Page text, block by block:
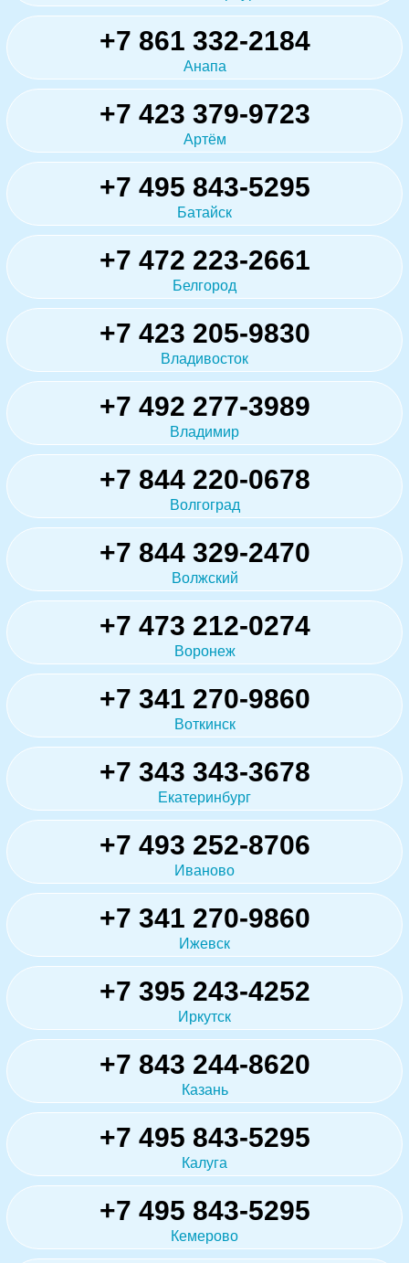
+7 861 332-2184
Анапа
+7 423 379-9723
Артём
+7 495 843-5295
Батайск
+7 472 223-2661
Белгород
+7 423 205-9830
Владивосток
+7 492 277-3989
Владимир
+7 844 220-0678
Волгоград
+7 844 329-2470
Волжский
+7 473 212-0274
Воронеж
+7 341 270-9860
Воткинск
+7 343 343-3678
Екатеринбург
+7 493 252-8706
Иваново
+7 341 270-9860
Ижевск
+7 395 243-4252
Иркутск
+7 843 244-8620
Казань
+7 495 843-5295
Калуга
+7 495 843-5295
Кемерово